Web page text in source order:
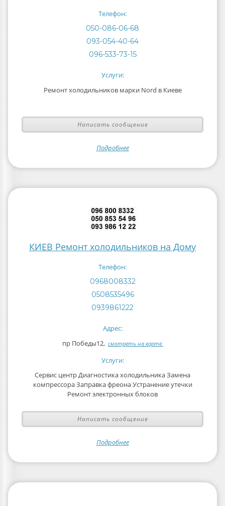
Телефон:
050-086-06-68
093-054-40-64
096-533-73-15
Услуги:
Ремонт холодильников марки Nord в Киеве
Написать сообщение
Подробнее
КИЕВ Ремонт холодильников на Дому
Телефон:
0968008332
0508535496
0939861222
Адрес:
пр Победы12, смотреть на карте.
Услуги:
Сервис центр Диагностика холодильника Замена
компрессора Заправка фреона Устранение утечки
Ремонт электронных блоков
Написать сообщение
Подробнее